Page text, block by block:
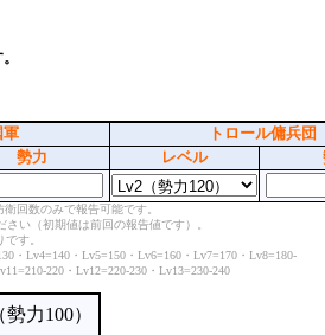
軍
トロール傭兵団
勢力 レベル
回数のみで報告可能です。
い（初期値は前回の報告値です）。
す。
・Lv4=140・Lv5=150・Lv6=160・Lv7=170・Lv8=180-
220・Lv12=220-230・Lv13=230-240
力100）